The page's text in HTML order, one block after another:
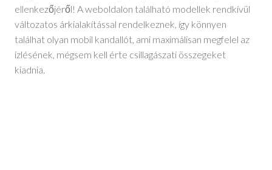
ellenkezőjéről! A weboldalon található modellek rendkívül
változatos árkialakítással rendelkeznek, így könnyen
találhat olyan mobil kandallót, ami maximálisan megfelel az
ízlésének, mégsem kell érte csillagászati összegeket
kiadnia.